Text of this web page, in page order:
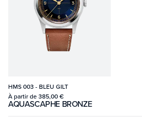
HMS 003 - BLEU GILT
À partir de385,00 €
AQUASCAPHE BRONZE